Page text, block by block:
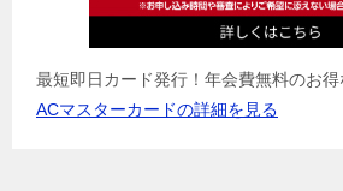
最短即日カード発行！年会費無料のお
ACマスターカードの詳細を見る